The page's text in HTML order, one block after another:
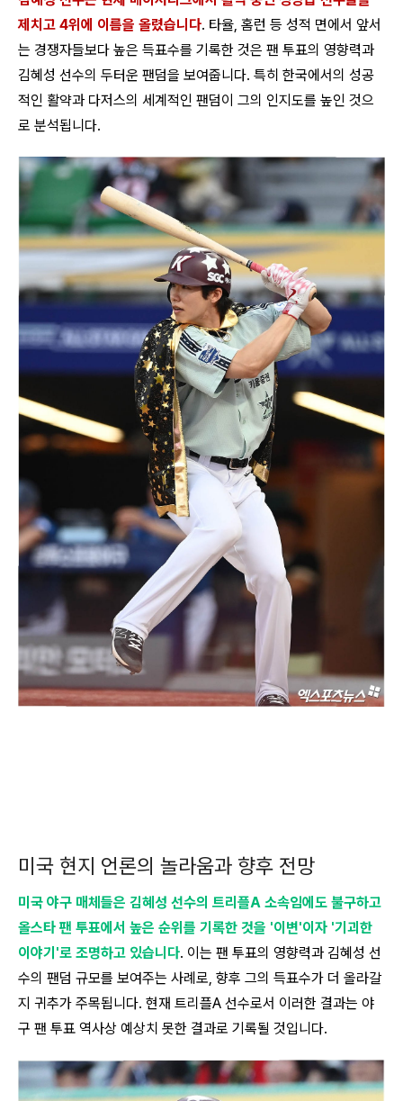
제치고 4위에 이름을 올렸습니다. 타율, 홈런 등 성적 면에서 앞서
는 경쟁자들보다 높은 득표수를 기록한 것은 팬 투표의 영향력과
김혜성 선수의 두터운 팬덤을 보여줍니다. 특히 한국에서의 성공
적인 활약과 다저스의 세계적인 팬덤이 그의 인지도를 높인 것으
로 분석됩니다.
미국 현지 언론의 놀라움과 향후 전망
미국 야구 매체들은 김혜성 선수의 트리플A 소속임에도 불구하고
올스타 팬 투표에서 높은 순위를 기록한 것을 '이변'이자 '기괴한
이야기'로 조명하고 있습니다. 이는 팬 투표의 영향력과 김혜성 선
수의 팬덤 규모를 보여주는 사례로, 향후 그의 득표수가 더 올라갈
지 귀추가 주목됩니다. 현재 트리플A 선수로서 이러한 결과는 야
구 팬 투표 역사상 예상치 못한 결과로 기록될 것입니다.